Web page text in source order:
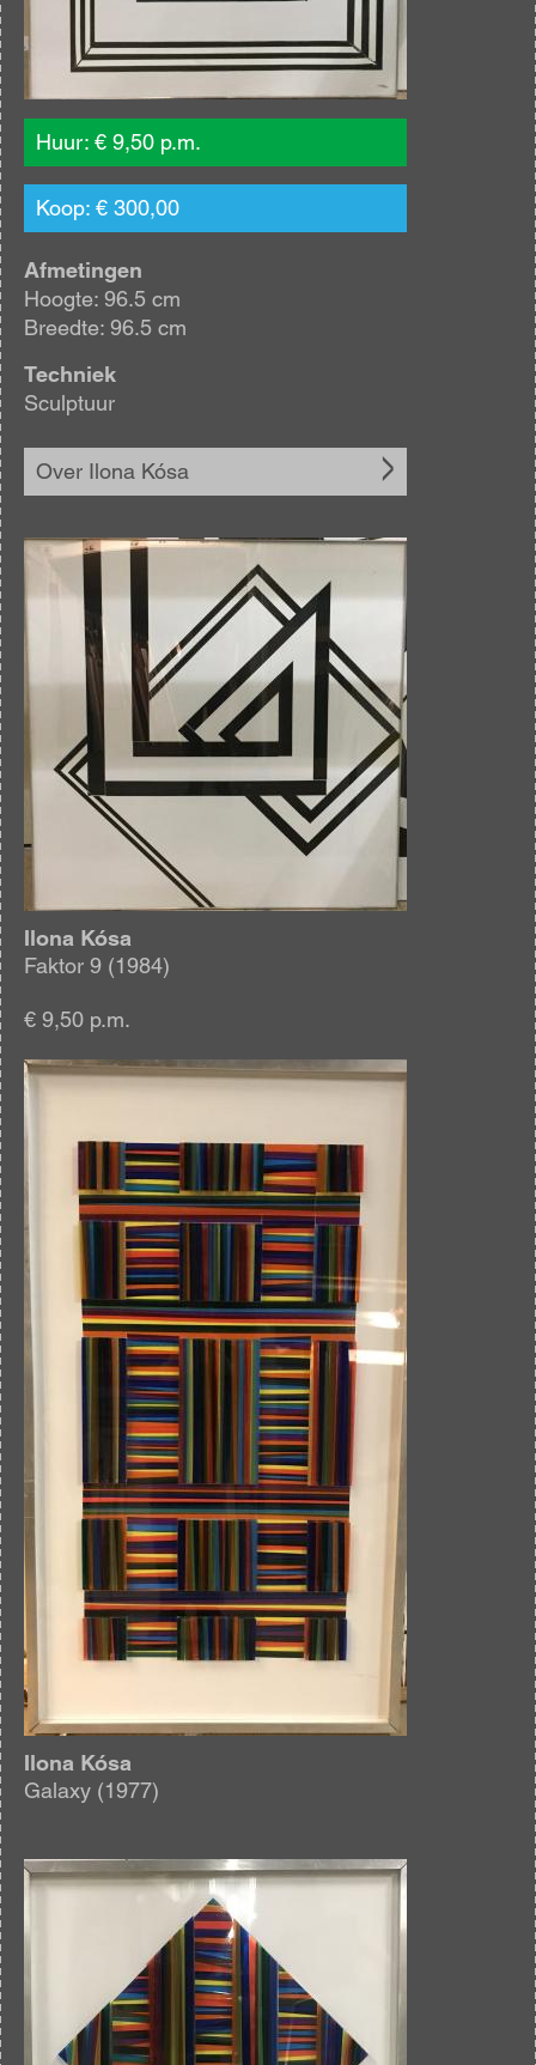
Huur: € 9,50 p.m.
Koop: € 300,00
Afmetingen
Hoogte: 96.5 cm
Breedte: 96.5 cm
Techniek
Sculptuur
Over Ilona Kósa
Afbeelding
Ilona Kósa
Faktor 9 (1984)
€ 9,50 p.m.
Afbeelding
Ilona Kósa
Galaxy (1977)
Afbeelding